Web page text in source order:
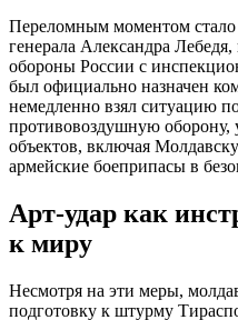
Переломным моментом
генерала Александра
обороны России с
был официально назначен
немедленно взял ситуацию
противовоздушную оборону,
объектов, включая
армейские боеприпасы в
Арт-удар как
к миру
Несмотря на эти меры,
подготовку к штурму